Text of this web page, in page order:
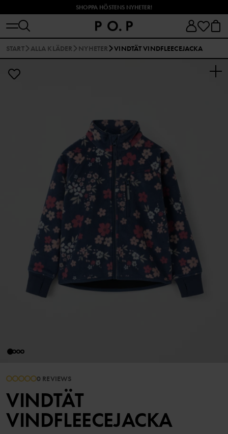
SHOPPA HÖSTENS NYHETER!
START ALLA KLÄDER NYHETER VINDTÄT VINDFLEECEJACKA
0 REVIEWS
VINDTÄT
VINDFLEECEJACKA